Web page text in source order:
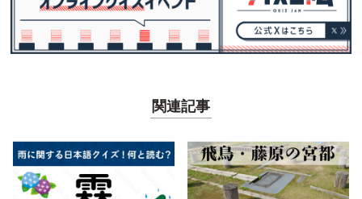
関連記事